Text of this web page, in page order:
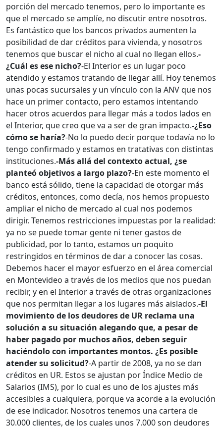
porción del mercado tenemos, pero lo importante es
que el mercado se amplíe, no discutir entre nosotros.
Es fantástico que los bancos privados aumenten la
posibilidad de dar créditos para vivienda, y nosotros
tenemos que buscar el nicho al cual no llegan ellos.-
¿Cuál es ese nicho?-El Interior es un lugar poco
atendido y estamos tratando de llegar allí. Hoy tenemos
unas pocas sucursales y un vínculo con la ANV que nos
hace un primer contacto, pero estamos intentando
hacer otros acuerdos para llegar más a todos lados en
el Interior, que creo que va a ser de gran impacto.-¿Eso
cómo se haría?-No lo puedo decir porque todavía no lo
tengo confirmado y estamos en tratativas con distintas
instituciones.-Más allá del contexto actual, ¿se
planteó objetivos a largo plazo?-En este momento el
banco está sólido, tiene la capacidad de otorgar más
créditos, entonces, como decía, nos hemos propuesto
ampliar el nicho de mercado al cual nos podemos
dirigir. Tenemos restricciones impuestas por la realidad:
ya no se puede tomar gente ni tener gastos de
publicidad, por lo tanto, estamos un poquito
restringidos en términos de dar a conocer las cosas.
Debemos hacer el mayor esfuerzo en el área comercial
en Montevideo a través de los medios que nos puedan
recibir, y en el Interior a través de otras organizaciones
que nos permitan llegar a los lugares más aislados.-El
movimiento de los deudores de UR reclama una
solución a su situación alegando que, a pesar de
haber pagado por muchos años, deben seguir
haciéndolo con importantes montos. ¿Es posible
atender su solicitud?-A partir de 2008, ya no se dan
créditos en UR. Estos se ajustan por Índice Medio de
Salarios (IMS), por lo cual es uno de los ajustes más
accesibles a cualquiera, porque va acorde a la evolución
de ese indicador. Nosotros tenemos una cartera de
30.000 clientes, de los cuales unos 7.000 son deudores